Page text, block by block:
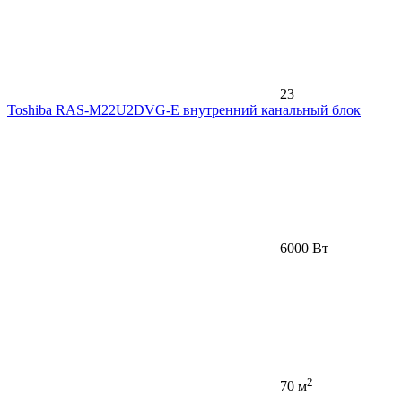
23
Toshiba RAS-M22U2DVG-E внутренний канальный блок
6000 Вт
70 м2